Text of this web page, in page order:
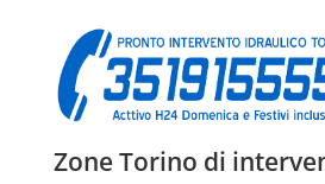
Zone Torino di